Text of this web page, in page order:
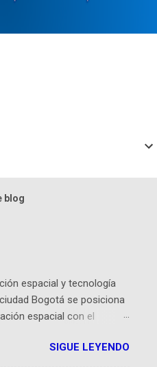
blog
espacial y tecnología
Bogotá se posiciona
espacial con el
tecnologías de la
SIGUE LEYENDO